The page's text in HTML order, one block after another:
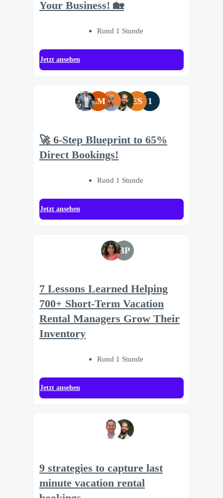
Your Business! 🏡
Rund 1 Stunde
Jetzt ansehen
LM ES 1
🚀 6-Step Blueprint to 65%
Direct Bookings!
Rund 1 Stunde
Jetzt ansehen
BP
7 Lessons Learned Helping
700+ Short-Term Vacation
Rental Managers Grow Their
Inventory
Rund 1 Stunde
Jetzt ansehen
9 strategies to capture last
minute vacation rental